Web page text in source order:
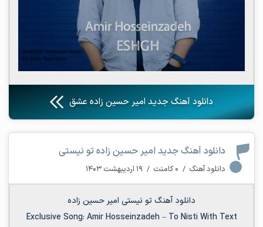
دانلود آهنگ جدید امیر حسین زاده عشق
دانلود آهنگ جدید امیر حسین زاده تو نیستی
دانلود آهنگ / ۰ کامنت / ۱۹ اردیبهشت ۱۴۰۳
دانلود آهنگ تو نیستی امیر حسین زاده
Exclusive Song: Amir Hosseinzadeh– To NistiWith Text